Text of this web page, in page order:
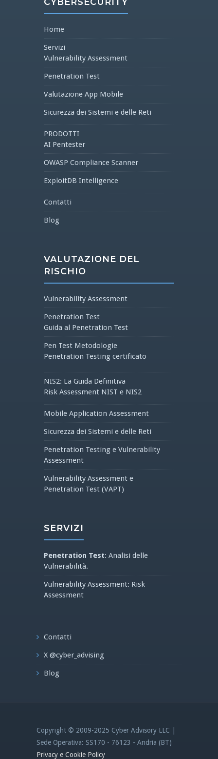
Home
Servizi
Vulnerability Assessment
Penetration Test
Valutazione App Mobile
Sicurezza dei Sistemi e delle Reti
PRODOTTI
AI Pentester
OWASP Compliance Scanner
ExploitDB Intelligence
Contatti
Blog
VALUTAZIONE DEL
RISCHIO
Vulnerability Assessment
Penetration Test
Guida al Penetration Test
Pen Test Metodologie
Penetration Testing certificato
NIS2: La Guida Definitiva
Risk Assessment NIST e NIS2
Mobile Application Assessment
Sicurezza dei Sistemi e delle Reti
Penetration Testing e Vulnerability
Assessment
Vulnerability Assessment e
Penetration Test (VAPT)
SERVIZI
Penetration Test: Analisi delle
Vulnerabilità.
Vulnerability Assessment: Risk
Assessment
Contatti
X @cyber_advising
Blog
Copyright © 2009-2025 Cyber Advisory LLC |
Sede Operativa: SS170 - 76123 - Andria (BT)
Privacy e Cookie Policy